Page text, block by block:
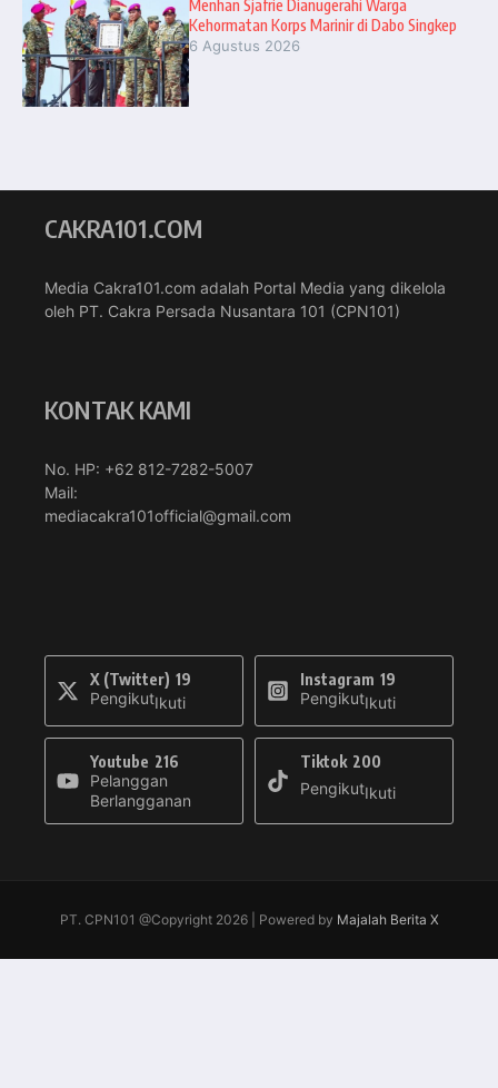
Menhan Sjafrie Dianugerahi Warga
Kehormatan Korps Marinir di Dabo Singkep
6 Agustus 2026
CAKRA101.COM
Media Cakra101.com adalah Portal Media yang dikelola
oleh PT. Cakra Persada Nusantara 101 (CPN101)
KONTAK KAMI
No. HP: +62 812-7282-5007
Mail:
mediacakra101official@gmail.com
X (Twitter) 19
PengikutIkuti
Instagram 19
PengikutIkuti
Youtube 216
Pelanggan
Berlangganan
Tiktok 200
PengikutIkuti
PT. CPN101 @Copyright 2026 | Powered by Majalah Berita X